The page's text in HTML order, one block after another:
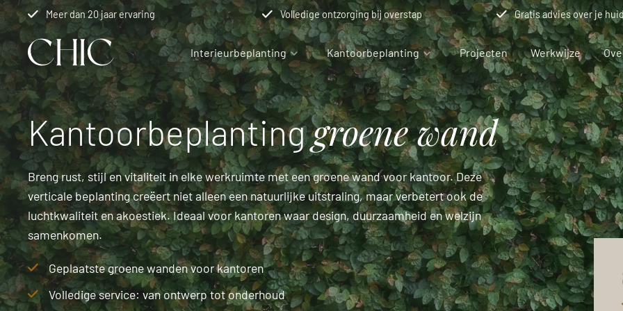
Meer dan 20 jaar ervaring Volledige ontzorging bij overstap Gratis advies over je
Interieurbeplanting Kantoorbeplanting Projecten Werkwijze
Interieurbeplanting
Interieurbeplanting bij Chic Luxe kamerplanten
Kamerplanten op stam Interieurbeplanting projecten
Kantoorbeplanting
Kantoorbeplanting bij Chic Kantoor hangplanten
Kantoor planten Kantoor bomen
Kantoor projecten
Over ons
Over ons Vacatures
Projecten Werkwijze
Contact
Kantoorbeplantinggroene wand
Breng rust, stijl en vitaliteit in elke werkruimte met een groene wand voor kantoor. Deze
verticale beplanting creëert niet alleen een natuurlijke uitstraling, maar verbetert ook de
luchtkwaliteit en akoestiek. Ideaal voor kantoren waar design, duurzaamheid en welzijn
samenkomen.
Geplaatste groene wanden voor kantoren
Volledige service: van ontwerp tot onderhoud